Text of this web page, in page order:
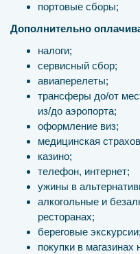
портовые сборы;
Дополнительно
налоги;
сервисный сбор;
авиаперелеты;
трансферы до/от
из/до аэропорта;
оформление виз;
медицинская
казино;
телефон, интернет;
ужины в
алкогольные и
ресторанах;
береговые экскурсии;
покупки в магазинах